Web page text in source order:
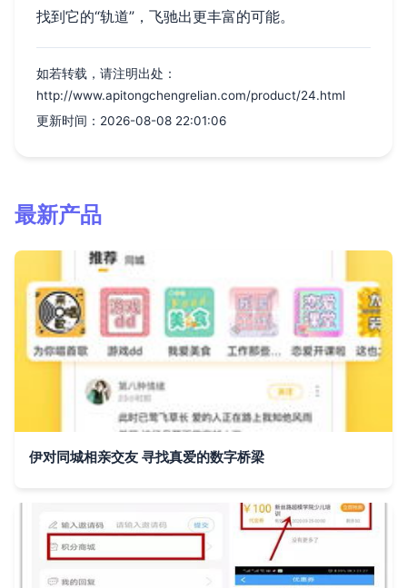
找到它的“轨道”，飞驰出更丰富的可能。
如若转载，请注明出处：
http://www.apitongchengrelian.com/product/24.html
更新时间：2026-08-08 22:01:06
最新产品
伊对同城相亲交友 寻找真爱的数字桥梁